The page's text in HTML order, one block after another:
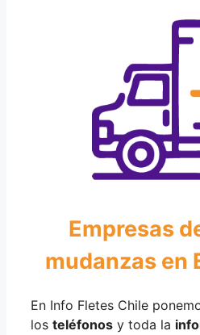
Empresas
mudanzas en
En Info Fletes Chile
los teléfonos y toda la